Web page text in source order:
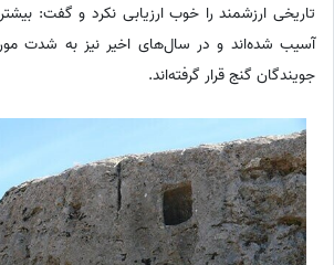
تاریخی ارزشمند را خوب ارزیابی نکرد و گفت:
آسیب شده‌اند و در سال‌های اخیر نیز به شدت
جویندگان گنج قرار گرفته‌اند.